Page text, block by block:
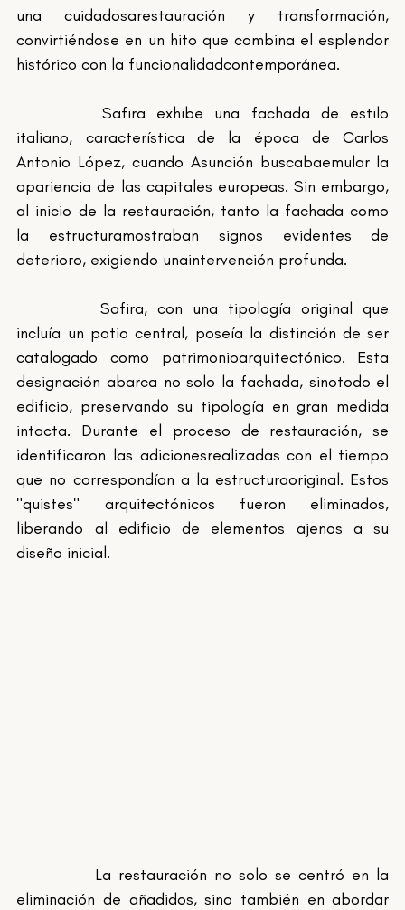
una cuidadosarestauración y transformación,
convirtiéndose en un hito que combina el esplendor
histórico con la funcionalidadcontemporánea.
italiano, característica de la época de Carlos
Antonio López, cuando Asunción buscabaemular la
apariencia de las capitales europeas. Sin embargo,
al inicio de la restauración, tanto la fachada como
la estructuramostraban signos evidentes de
deterioro, exigiendo unaintervención profunda.
incluía un patio central, poseía la distinción de ser
catalogado como patrimonioarquitectónico. Esta
designación abarca no solo la fachada, sinotodo el
edificio, preservando su tipología en gran medida
intacta. Durante el proceso de restauración, se
identificaron las adicionesrealizadas con el tiempo
que no correspondían a la estructuraoriginal. Estos
"quistes" arquitectónicos fueron eliminados,
liberando al edificio de elementos ajenos a su
diseño inicial.
eliminación de añadidos, sino también en abordar